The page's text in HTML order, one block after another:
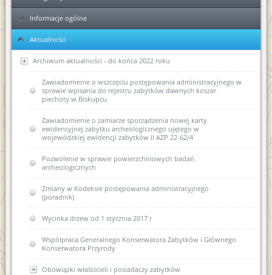
Ełk
Elbląg
Informacje ogólne
KPA - sposób postępowania podczas przyjmowania dokumentów
Ponowne wykorzystanie informacji publicznej
Kolejność rozpatrywania spraw
Skargi i wnioski
Regulaminy Urzędu
Regulamin Organizacyjny WUOZ w Olsztynie
Statut prawny
Majątek
Podstawa prawna
USTAWA o ochronie zabytków i opiece nad zabytkami (Dz.U.
2003 nr 162, poz. 1568)
USTAWA z dnia 16 kwietnia 2004 r o ochronie przyrody (Dz. U.
Nr 92, poz. 880)
USTAWA z dnia 27 marca 2003 r. o planowaniu i
zagospodarowaniu przestrzennym (Dz. U. z dnia 10 maja 2003
r.)
Wykaz stanowisk WUOZ i kontakty
Elektroniczna Skrzynka Podawcza - składanie pism i wniosków
drogą elektroniczną
Kierownictwo jednostki
DEKLARACJA DOSTĘPNOŚCI
Aktualności
Archiwum aktualności - do końca 2022 roku
Zawiadomienie o wszczęciu postępowania administracyjnego w
sprawie wpisania do rejestru zabytków dawnych koszar
piechoty w Biskupcu
Zawiadomienie o zamiarze sporządzenia nowej karty
ewidencyjnej zabytku archeologicznego ujętego w
wojewódzkiej ewidencji zabytków II AZP 22-62/4
Pozwolenie w sprawie powierzchniowych badań
archeologicznych
Zmiany w Kodeksie postępowania administracyjnego
(poradnik)
Wycinka drzew od 1 stycznia 2017 r
Współpraca Generalnego Konserwatora Zabytków i Głównego
Konserwatora Przyrody
Obowiązki właścicieli i posiadaczy zabytków